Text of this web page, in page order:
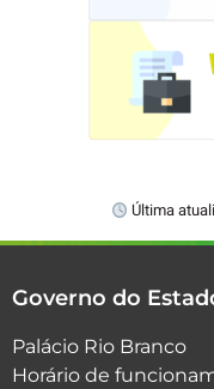
Última
Governo do
Palácio Rio Branco
Horário de